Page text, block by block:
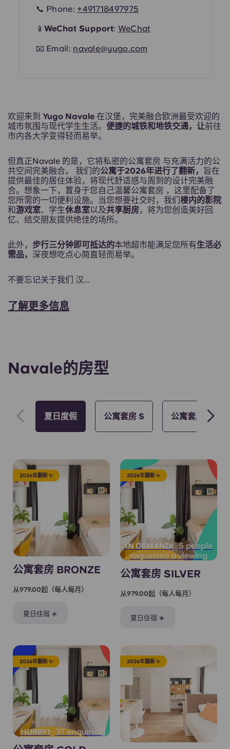
欢迎来到 Yugo Navale 在汉堡，完美融合欧洲最受欢迎的
城市氛围与现代学生生活。 便捷的城铁和地铁交通，让前往
市内各大学变得轻而易举。
但真正Navale 的是，它将私密的公寓套房 与充满活力的公
共空间完美融合。 我们的公寓于2026年进行了翻新，
旨在
提供最佳的居住体验，将现代舒适感与周到的设计完美融
合。想象一下，置身于您自己温馨公寓套房 ，这里配备了
您所需的一切便利设施。当您想要社交时，我们楼内的影院
和游戏室、学生休息室以及共享厨房，将为您创造美好回
忆、结交朋友提供绝佳的场所。
此外， 步行三分钟即可抵达的本地超市能满足您所有生活必
需品， 深夜想吃点心简直轻而易举。
不要忘记关于我们 汉...
了解更多信息
Navale的房型
夏日度假 公寓套房 S 公寓套房 M
2026年翻新 ✨
公寓套房 BRONZE
从979.00起（每人每月）
夏日住宿 ☀️
2026年翻新 ✨
IN DEMAND! 5 people
requested a viewing
公寓套房 SILVER
从979.00起（每人每月）
夏日住宿 ☀️
2026年翻新 ✨
HURRY! 37 enquiries
2026年翻新 ✨
📞 Phone: +491718497975
📱 WeChat Support: WeChat
📧 Email: navale@yugo.com